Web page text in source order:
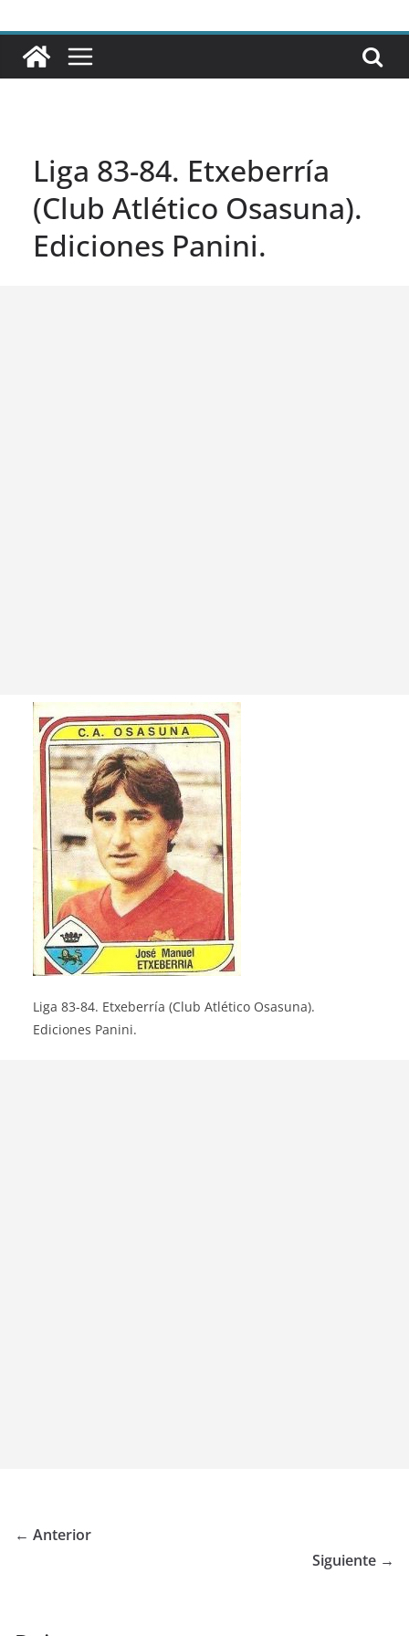
Liga 83-84. Etxeberría
(Club Atlético Osasuna).
Ediciones Panini.
Liga 83-84. Etxeberría (Club Atlético Osasuna).
Ediciones Panini.
← Anterior
Siguiente →